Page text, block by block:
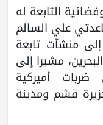
التابعة له
علي السالم
منشآت تابعة
مشيرا إلى
أميركية
قشم ومدينة